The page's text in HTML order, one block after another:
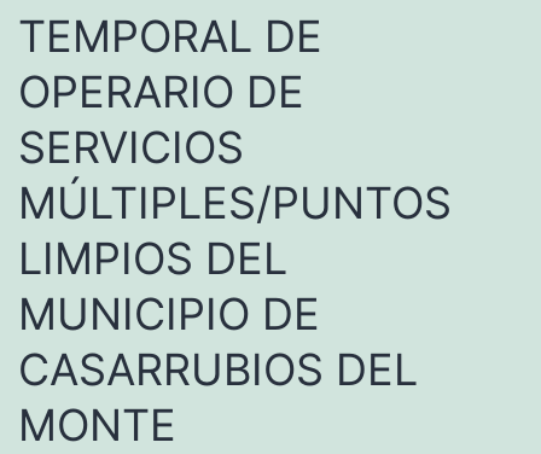
TEMPORAL DE
OPERARIO DE
SERVICIOS
MÚLTIPLES/PUNTOS
LIMPIOS DEL
MUNICIPIO DE
CASARRUBIOS DEL
MONTE